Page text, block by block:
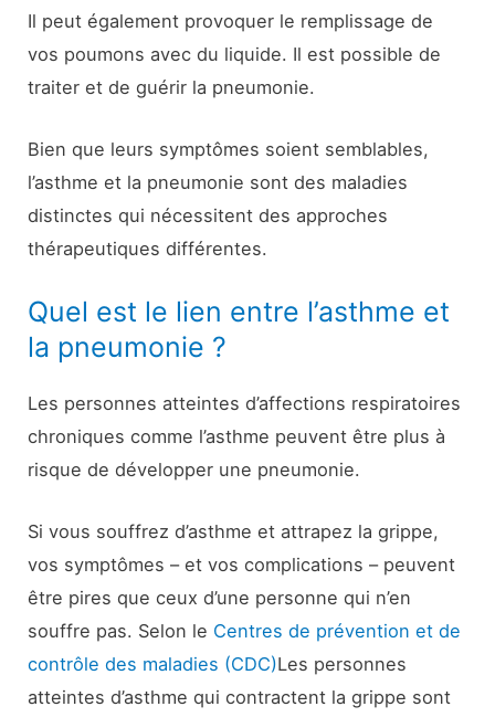
Il peut également provoquer le remplissage de
vos poumons avec du liquide. Il est possible de
traiter et de guérir la pneumonie.
Bien que leurs symptômes soient semblables,
l’asthme et la pneumonie sont des maladies
distinctes qui nécessitent des approches
thérapeutiques différentes.
Quel est le lien entre l’asthme et
la pneumonie ?
Les personnes atteintes d’affections respiratoires
chroniques comme l’asthme peuvent être plus à
risque de développer une pneumonie.
Si vous souffrez d’asthme et attrapez la grippe,
vos symptômes – et vos complications – peuvent
être pires que ceux d’une personne qui n’en
souffre pas. Selon le Centres de prévention et de
contrôle des maladies (CDC)Les personnes
atteintes d’asthme qui contractent la grippe sont